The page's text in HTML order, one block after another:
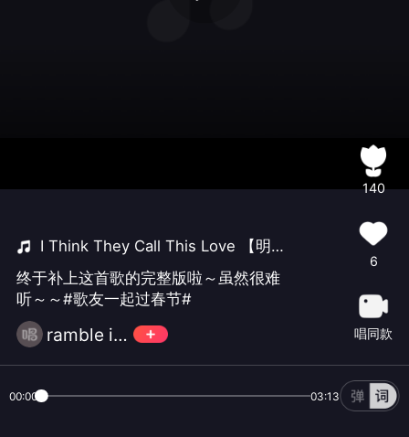
I Think They Call This Love 【明宇Oliver】
终于补上这首歌的完整版啦～虽然很难
听～～#歌友一起过春节#
ramble in the rain 1
140
6
唱同款
00:00 03:13